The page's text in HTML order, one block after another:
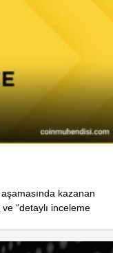
kazanan
“detaylı inceleme